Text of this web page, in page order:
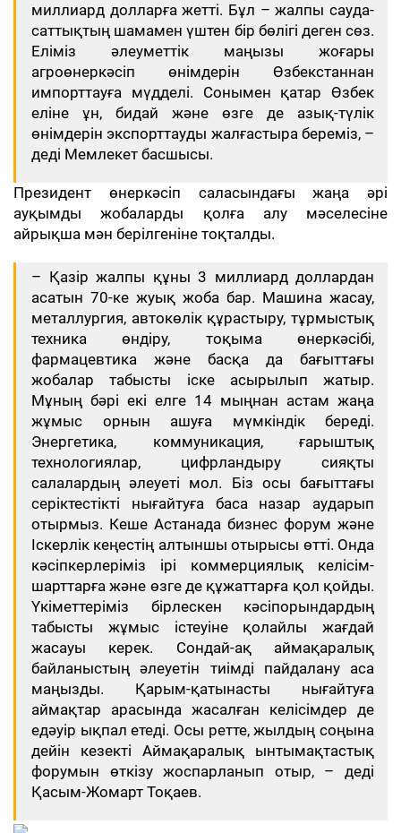
миллиард долларға жетті. Бұл – жалпы сауда-
саттықтың шамамен үштен бір бөлігі деген сөз.
Еліміз әлеуметтік маңызы жоғары
агроөнеркәсіп өнімдерін Өзбекстаннан
импорттауға мүдделі. Сонымен қатар Өзбек
еліне ұн, бидай және өзге де азық-түлік
өнімдерін экспорттауды жалғастыра береміз, –
деді Мемлекет басшысы.
Президент өнеркәсіп саласындағы жаңа әрі
ауқымды жобаларды қолға алу мәселесіне
айрықша мән берілгеніне тоқталды.
– Қазір жалпы құны 3 миллиард доллардан
асатын 70-ке жуық жоба бар. Машина жасау,
металлургия, автокөлік құрастыру, тұрмыстық
техника өндіру, тоқыма өнеркәсібі,
фармацевтика және басқа да бағыттағы
жобалар табысты іске асырылып жатыр.
Мұның бәрі екі елге 14 мыңнан астам жаңа
жұмыс орнын ашуға мүмкіндік береді.
Энергетика, коммуникация, ғарыштық
технологиялар, цифрландыру сияқты
салалардың әлеуеті мол. Біз осы бағыттағы
серіктестікті нығайтуға баса назар аударып
отырмыз. Кеше Астанада бизнес форум және
Іскерлік кеңестің алтыншы отырысы өтті. Онда
кәсіпкерлеріміз ірі коммерциялық келісім-
шарттарға және өзге де құжаттарға қол қойды.
Үкіметтеріміз бірлескен кәсіпорындардың
табысты жұмыс істеуіне қолайлы жағдай
жасауы керек. Сондай-ақ аймақаралық
байланыстың әлеуетін тиімді пайдалану аса
маңызды. Қарым-қатынасты нығайтуға
аймақтар арасында жасалған келісімдер де
едәуір ықпал етеді. Осы ретте, жылдың соңына
дейін кезекті Аймақаралық ынтымақтастық
форумын өткізу жоспарланып отыр, – деді
Қасым-Жомарт Тоқаев.